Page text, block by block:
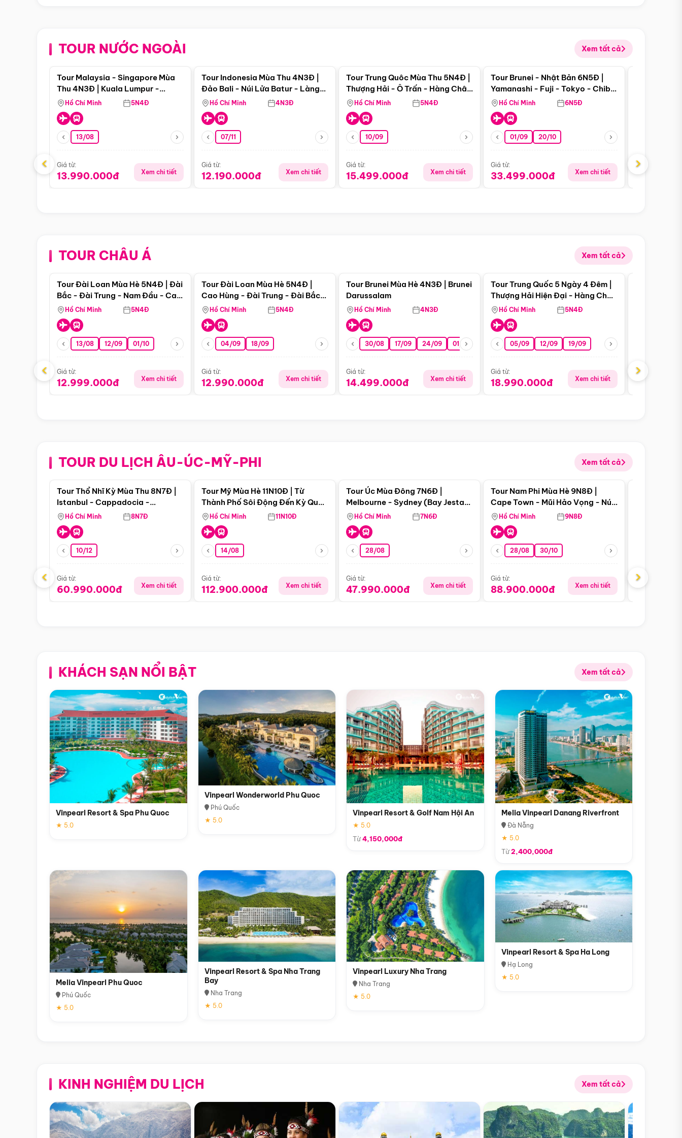
TOUR NƯỚC NGOÀI Xem tất cả
Điểm nổi bật
Tour Malaysia - Singapore Mùa
Thu 4N3Đ | Kuala Lumpur -
Malacca - Johor Baru -
Singapore
Hồ Chí Minh 5N4Đ
13/08
Giá từ:
13.990.000đ Xem chi tiết
Tour Indonesia Mùa Thu 4N3Đ |
Đảo Bali - Núi Lửa Batur - Làng
Penglipuran
Hồ Chí Minh 4N3Đ
07/11
Giá từ:
12.190.000đ Xem chi tiết
Tour Trung Quôc Mùa Thu 5N4Đ |
Thượng Hải - Ô Trấn - Hàng Châu
(Tour Không Shopping)
Hồ Chí Minh 5N4Đ
10/09
Giá từ:
15.499.000đ Xem chi tiết
Điểm nổi bật
Tour Brunei - Nhật Bản 6N5Đ |
Yamanashi - Fuji - Tokyo - Chiba
- Freeday
Hồ Chí Minh 6N5Đ
01/09 20/10
Giá từ:
33.499.000đ Xem chi tiết
Giá từ:
‹ ›
TOUR CHÂU Á Xem tất cả
Điểm nổi bật
Tour Đài Loan Mùa Hè 5N4Đ | Đài
Bắc - Đài Trung - Nam Đầu - Cao
Hùng ( Bay Vn)
Hồ Chí Minh 5N4Đ
13/08 12/09 01/10
Giá từ:
12.999.000đ Xem chi tiết
Tour Đài Loan Mùa Hè 5N4Đ |
Cao Hùng - Đài Trung - Đài Bắc
(Bay Vj)
Hồ Chí Minh 5N4Đ
04/09 18/09
Giá từ:
12.990.000đ Xem chi tiết
Tour Brunei Mùa Hè 4N3Đ | Brunei
Darussalam
Hồ Chí Minh 4N3Đ
30/08 17/09 24/09 01/10 15/10 29/10
Giá từ:
14.499.000đ Xem chi tiết
Điểm nổi bật
Tour Trung Quốc 5 Ngày 4 Đêm |
Thượng Hải Hiện Đại - Hàng Châu
Nên Thơ - Ô Trấn Cổ Kính
Hồ Chí Minh 5N4Đ
05/09 12/09 19/09
Giá từ:
18.990.000đ Xem chi tiết
Giá từ:
‹ ›
TOUR DU LỊCH ÂU-ÚC-MỸ-PHI Xem tất cả
Điểm nổi bật
Tour Thổ Nhĩ Kỳ Mùa Thu 8N7Đ |
Istanbul - Cappadocia -
Pamukkale
Hồ Chí Minh 8N7Đ
10/12
Giá từ:
60.990.000đ Xem chi tiết
Tour Mỹ Mùa Hè 11N10Đ | Từ
Thành Phố Sôi Động Đến Kỳ Quan
Thiên Nhiên Mỹ
Hồ Chí Minh 11N10Đ
14/08
Giá từ:
112.900.000đ Xem chi tiết
Tour Úc Mùa Đông 7N6Đ |
Melbourne - Sydney (Bay Jestar
Airways)
Hồ Chí Minh 7N6Đ
28/08
Giá từ:
47.990.000đ Xem chi tiết
Điểm nổi bật
Tour Nam Phi Mùa Hè 9N8Đ |
Cape Town - Mũi Hảo Vọng - Núi
Bàn - Johannesburg - Pretoria -
Safari - Lodge
Hồ Chí Minh 9N8Đ
28/08 30/10
Giá từ:
88.900.000đ Xem chi tiết
Giá từ:
‹ ›
KHÁCH SẠN NỔI BẬT Xem tất cả
Vinpearl Resort & Spa Phu Quoc
★ 5.0
Vinpearl Wonderworld Phu Quoc
Phú Quốc
★ 5.0
Vinpearl Resort & Golf Nam Hội An
★ 5.0
Từ4,150,000đ
Melia Vinpearl Danang Riverfront
Đà Nẵng
★ 5.0
Từ2,400,000đ
Melia Vinpearl Phu Quoc
Phú Quốc
★ 5.0
Vinpearl Resort & Spa Nha Trang
Bay
Nha Trang
★ 5.0
Vinpearl Luxury Nha Trang
Nha Trang
★ 5.0
Vinpearl Resort & Spa Ha Long
Hạ Long
★ 5.0
KINH NGHIỆM DU LỊCH Xem tất cả